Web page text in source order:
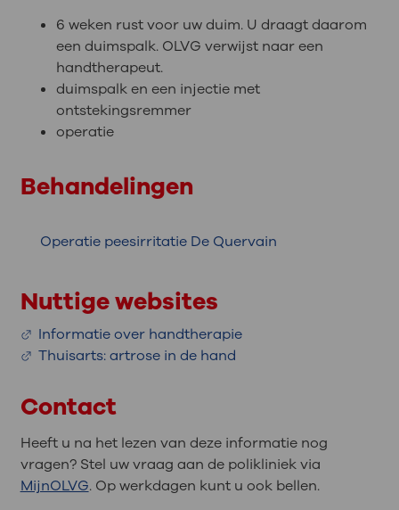
6 weken rust voor uw duim. U draagt daarom
een duimspalk. OLVG verwijst naar een
handtherapeut.
duimspalk en een injectie met
ontstekingsremmer
operatie
Behandelingen
Operatie peesirritatie De Quervain
Nuttige websites
Informatie over handtherapie
Thuisarts: artrose in de hand
Contact
Heeft u na het lezen van deze informatie nog
vragen? Stel uw vraag aan de polikliniek via
MijnOLVG. Op werkdagen kunt u ook bellen.